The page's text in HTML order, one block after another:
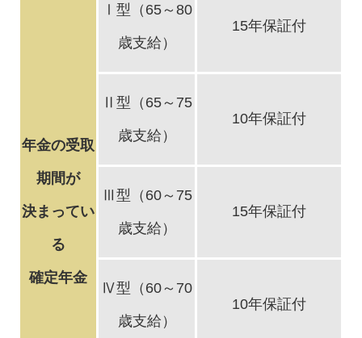
年金の受取
期間が
決まってい
る
確定年金
Ⅰ型（65～80
歳支給）
15年保証付
Ⅱ型（65～75
歳支給）
10年保証付
Ⅲ型（60～75
歳支給）
15年保証付
Ⅳ型（60～70
歳支給）
10年保証付